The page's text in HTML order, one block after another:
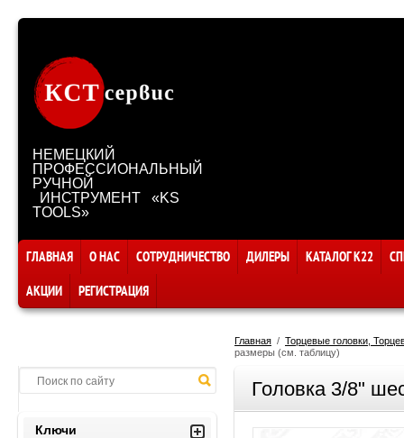
НЕМЕЦКИЙ
ПРОФЕССИОНАЛЬНЫЙ
РУЧНОЙ
ИНСТРУМЕНТ «KS
TOOLS»
ГЛАВНАЯ О НАС СОТРУДНИЧЕСТВО ДИЛЕРЫ КАТАЛОГ К22
АКЦИИ
РЕГИСТРАЦИЯ
Главная
  /
Торцевые головки,
размеры (см. таблицу)
Ключи
Головка 3/8"